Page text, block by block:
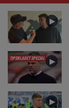
►
TIPSBLADET SPECIAL ►
►